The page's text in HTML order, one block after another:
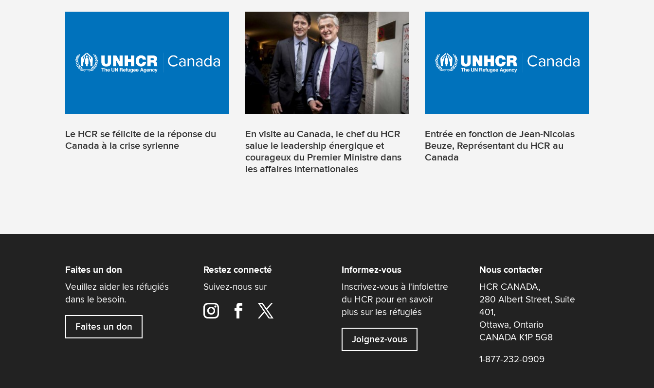
Le HCR se félicite de la réponse du
Canada à la crise syrienne
En visite au Canada, le chef du HCR
salue le leadership énergique et
courageux du Premier Ministre dans
les affaires internationales
Entrée en fonction de Jean-Nicolas
Beuze, Représentant du HCR au
Canada
Faites un don
Veuillez aider les réfugiés
dans le besoin.
Faites un don
Restez connecté
Suivez-nous sur
Informez-vous
Inscrivez-vous à l'infolettre
du HCR pour en savoir
plus sur les réfugiés
Joignez-vous
Nous contacter
HCR CANADA,
280 Albert Street, Suite
401,
Ottawa, Ontario
CANADA K1P 5G8
1-877-232-0909